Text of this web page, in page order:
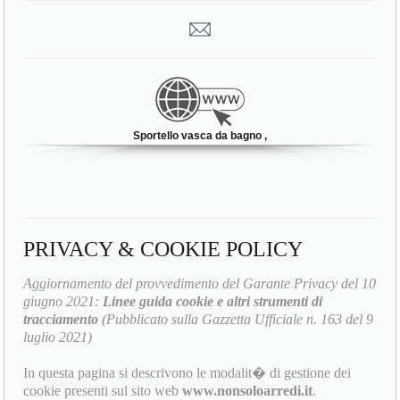
Sportello vasca da bagno ,
PRIVACY & COOKIE POLICY
Aggiornamento del provvedimento del Garante Privacy del 10
giugno 2021: Linee guida cookie e altri strumenti di
tracciamento (Pubblicato sulla Gazzetta Ufficiale n. 163 del 9
luglio 2021)
In questa pagina si descrivono le modalit� di gestione dei
cookie presenti sul sito webwww.nonsoloarredi.it.